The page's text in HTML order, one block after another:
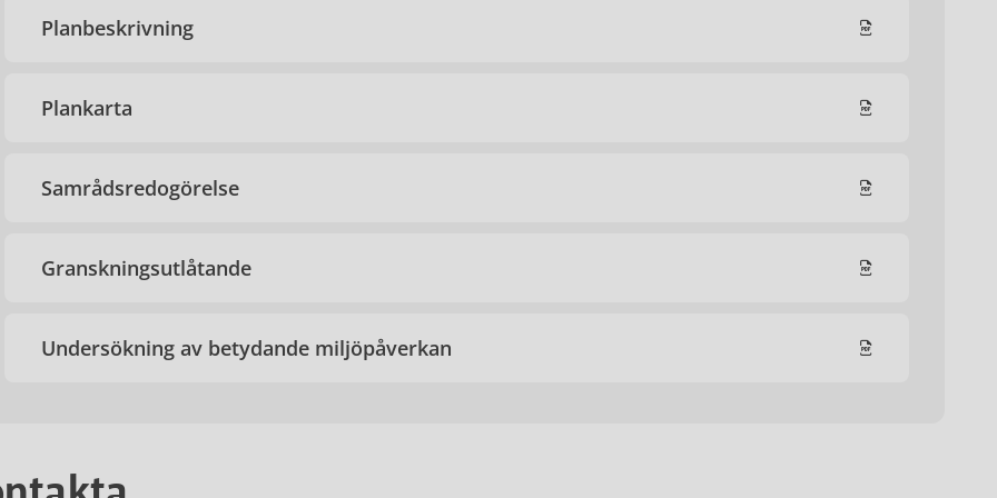
Planbeskrivning
Plankarta
Samrådsredogörelse
Granskningsutlåtande
Undersökning av betydande miljöpåverkan